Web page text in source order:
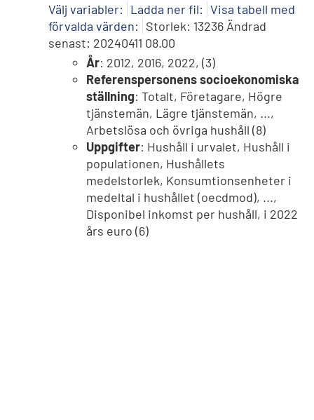
Välj variabler: Ladda ner fil: Visa tabell med
förvalda värden: Storlek: 13236 Ändrad
senast: 20240411 08.00
År: 2012, 2016, 2022, (3)
Referenspersonens socioekonomiska
ställning: Totalt, Företagare, Högre
tjänstemän, Lägre tjänstemän, ...,
Arbetslösa och övriga hushåll (8)
Uppgifter: Hushåll i urvalet, Hushåll i
populationen, Hushållets
medelstorlek, Konsumtionsenheter i
medeltal i hushållet (oecdmod), ...,
Disponibel inkomst per hushåll, i 2022
års euro (6)